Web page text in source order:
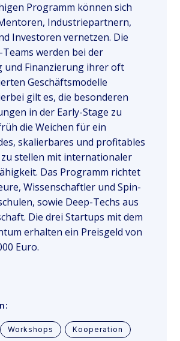
Programm können sich
Industriepartnern,
Investoren vernetzen. Die
werden bei der
und Finanzierung ihrer oft
Geschäftsmodelle
gilt es, die besonderen
in der Early-Stage zu
die Weichen für ein
skalierbares und profitables
stellen mit internationaler
Das Programm richtet
Wissenschaftler und Spin-
sowie Deep-Techs aus
Die drei Startups mit dem
erhalten ein Preisgeld von
Euro.
Workshops Kooperation